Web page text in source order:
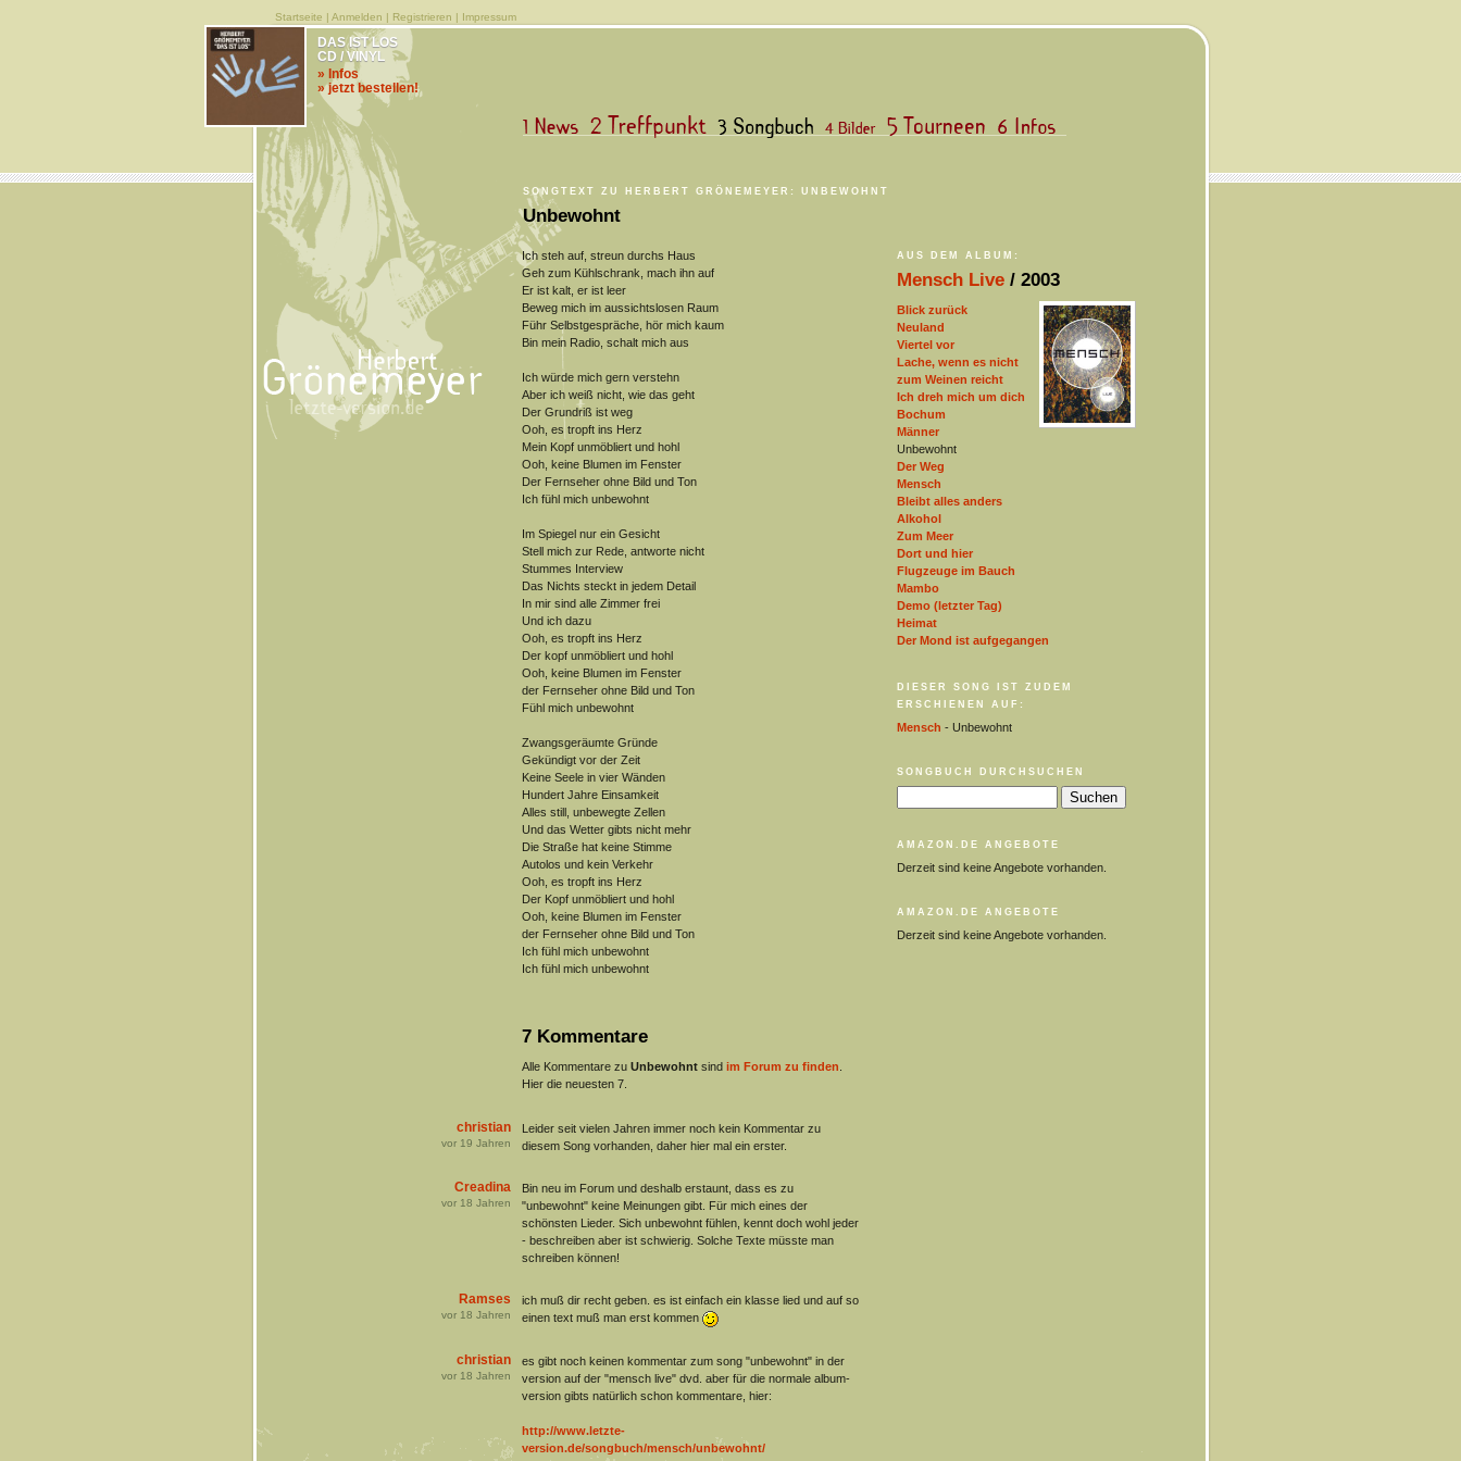
Startseite | Anmelden | Registrieren | Impressum
SONGTEXT ZU HERBERT GRÖNEMEYER: UNBEWOHNT
Unbewohnt
DAS IST LOS
CD / VINYL
» Infos
» jetzt bestellen!
Ich steh auf, streun durchs Haus
Geh zum Kühlschrank, mach ihn auf
Er ist kalt, er ist leer
Beweg mich im aussichtslosen Raum
Führ Selbstgespräche, hör mich kaum
Bin mein Radio, schalt mich aus
Ich würde mich gern verstehn
Aber ich weiß nicht, wie das geht
Der Grundriß ist weg
Ooh, es tropft ins Herz
Mein Kopf unmöbliert und hohl
Ooh, keine Blumen im Fenster
Der Fernseher ohne Bild und Ton
Ich fühl mich unbewohnt
Im Spiegel nur ein Gesicht
Stell mich zur Rede, antworte nicht
Stummes Interview
Das Nichts steckt in jedem Detail
In mir sind alle Zimmer frei
Und ich dazu
Ooh, es tropft ins Herz
Der kopf unmöbliert und hohl
Ooh, keine Blumen im Fenster
der Fernseher ohne Bild und Ton
Fühl mich unbewohnt
Zwangsgeräumte Gründe
Gekündigt vor der Zeit
Keine Seele in vier Wänden
Hundert Jahre Einsamkeit
Alles still, unbewegte Zellen
Und das Wetter gibts nicht mehr
Die Straße hat keine Stimme
Autolos und kein Verkehr
Ooh, es tropft ins Herz
Der Kopf unmöbliert und hohl
Ooh, keine Blumen im Fenster
der Fernseher ohne Bild und Ton
Ich fühl mich unbewohnt
Ich fühl mich unbewohnt
7 Kommentare
Alle Kommentare zu Unbewohntsind im Forum zu finden
Hier die neuesten 7.
christian
vor 19 Jahren
Leider seit vielen Jahren immer noch kein Kommentar zu
diesem Song vorhanden, daher hier mal ein erster.
Creadina
vor 18 Jahren
Bin neu im Forum und deshalb erstaunt, dass es zu
"unbewohnt" keine Meinungen gibt. Für mich eines der
schönsten Lieder. Sich unbewohnt fühlen, kennt doch wohl jeder
- beschreiben aber ist schwierig. Solche Texte müsste man
schreiben können!
Ramses
vor 18 Jahren
ich muß dir recht geben. es ist einfach ein klasse lied und auf so
einen text muß man erst kommen
christian
vor 18 Jahren
es gibt noch keinen kommentar zum song "unbewohnt" in der
version auf der "mensch live" dvd. aber für die normale album-
version gibts natürlich schon kommentare, hier:
http://www.letzte-
version.de/songbuch/mensch/unbewohnt/
AUS DEM ALBUM:
Mensch Live/ 2003
Blick zurück
Neuland
Viertel vor
Lache, wenn es nicht
zum Weinen reicht
Ich dreh mich um dich
Bochum
Männer
Unbewohnt
Der Weg
Mensch
Bleibt alles anders
Alkohol
Zum Meer
Dort und hier
Flugzeuge im Bauch
Mambo
Demo (letzter Tag)
Heimat
Der Mond ist aufgegangen
DIESER SONG IST ZUDEM
ERSCHIENEN AUF:
Mensch - Unbewohnt
SONGBUCH DURCHSUCHEN
AMAZON.DE ANGEBOTE
Derzeit sind keine Angebote vorhanden.
AMAZON.DE ANGEBOTE
Derzeit sind keine Angebote vorhanden.